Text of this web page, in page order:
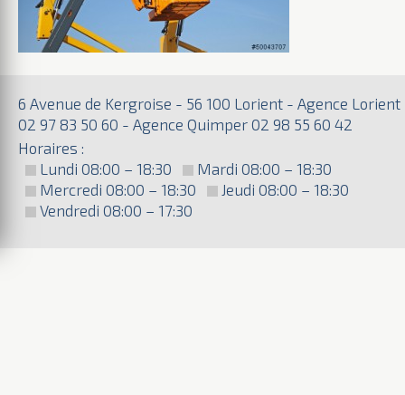
6 Avenue de Kergroise - 56 100 Lorient - Agence Lorient
02 97 83 50 60 - Agence Quimper 02 98 55 60 42
Horaires :
Lundi 08:00 – 18:30
Mardi 08:00 – 18:30
Mercredi 08:00 – 18:30
Jeudi 08:00 – 18:30
Vendredi 08:00 – 17:30